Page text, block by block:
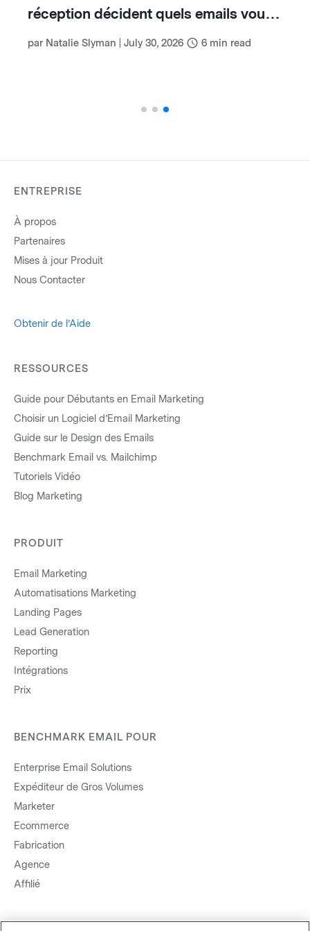
email
Benchmark Team|August 6, 2026 5 min read
ENTREPRISE
À propos
Partenaires
Mises à jour Produit
Nous Contacter
Obtenir de l’Aide
RESSOURCES
Guide pour Débutants en Email Marketing
Choisir un Logiciel d’Email Marketing
Guide sur le Design des Emails
Benchmark Email vs. Mailchimp
Tutoriels Vidéo
Blog Marketing
PRODUIT
Email Marketing
Automatisations Marketing
Landing Pages
Lead Generation
Reporting
Intégrations
Prix
BENCHMARK EMAIL POUR
Enterprise Email Solutions
Expéditeur de Gros Volumes
Marketer
Ecommerce
Fabrication
Agence
Affilié